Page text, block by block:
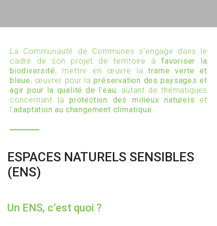
La Communauté de Communes s’engage dans le
cadre de son projet de territoire àfavoriser la
biodiversité, mettre en œuvre latrame verte et
bleue, œuvrer pour lapréservation des paysages et
agir pour la qualité de l’eau; autant de thématiques
concernant laprotection des milieux naturels et
l’adaptation au changement climatique.
ESPACES NATURELS SENSIBLES
(ENS)
Un ENS, c’est quoi ?